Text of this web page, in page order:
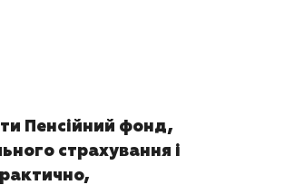
Пенсійний фонд,
страхування і